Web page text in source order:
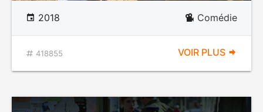
2018 Comédie
418855 VOIR PLUS